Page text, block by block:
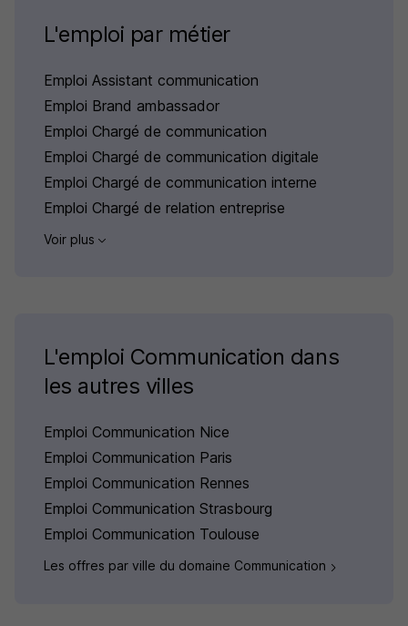
L'emploi par métier
Emploi Assistant communication
Emploi Brand ambassador
Emploi Chargé de communication
Emploi Chargé de communication digitale
Emploi Chargé de communication interne
Emploi Chargé de relation entreprise
Voir plus
L'emploi Communication dans
les autres villes
Emploi Communication Nice
Emploi Communication Paris
Emploi Communication Rennes
Emploi Communication Strasbourg
Emploi Communication Toulouse
Les offres par ville du domaine Communication